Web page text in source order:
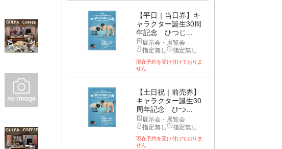
【平日｜当日券】キ
ャラクター誕生30周
年記念 ひつじ...
展示会・展覧会
指定無し
指定無し
現在予約を受け付けておりま
せん
【土日祝｜前売券】
キャラクター誕生30
周年記念 ひつ...
展示会・展覧会
指定無し
指定無し
現在予約を受け付けておりま
せん